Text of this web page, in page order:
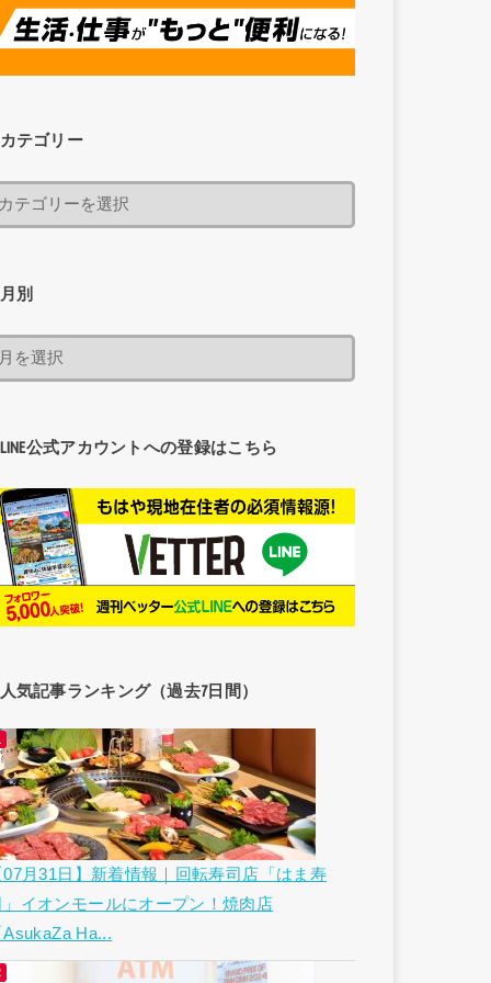
カテゴリー
月別
LINE公式アカウントへの登録はこちら
人気記事ランキング（過去7日間）
07月31日】新着情報｜回転寿司店「はま寿
」イオンモールにオープン！焼肉店
AsukaZa Ha...